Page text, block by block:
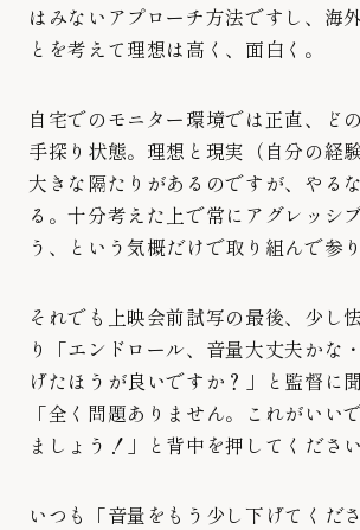
はみないアプローチ方法ですし、海
とを考えて理想は高く、面白く。
自宅でのモニター環境では正直、ど
手探り状態。理想と現実（自分の経
大きな隔たりがあるのですが、やる
る。十分考えた上で常にアグレッシ
う、という気概だけで取り組んで参
それでも上映会前試写の最後、少し
り「エンドロール、音量大丈夫かな
げたほうが良いですか？」と監督に
「全く問題ありません。これがいい
ましょう！」と背中を押してくださ
いつも「音量をもう少し下げてくだ